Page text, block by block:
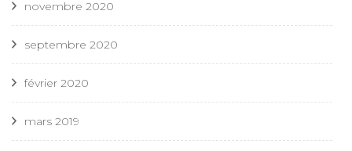
novembre 2020
septembre 2020
février 2020
mars 2019